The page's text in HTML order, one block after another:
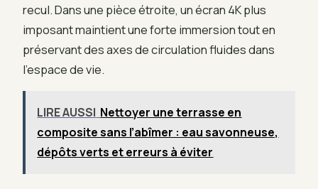
recul. Dans une pièce étroite, un écran 4K plus
imposant maintient une forte immersion tout en
préservant des axes de circulation fluides dans
l’espace de vie.
LIRE AUSSI Nettoyer une terrasse en
composite sans l’abîmer : eau savonneuse,
dépôts verts et erreurs à éviter